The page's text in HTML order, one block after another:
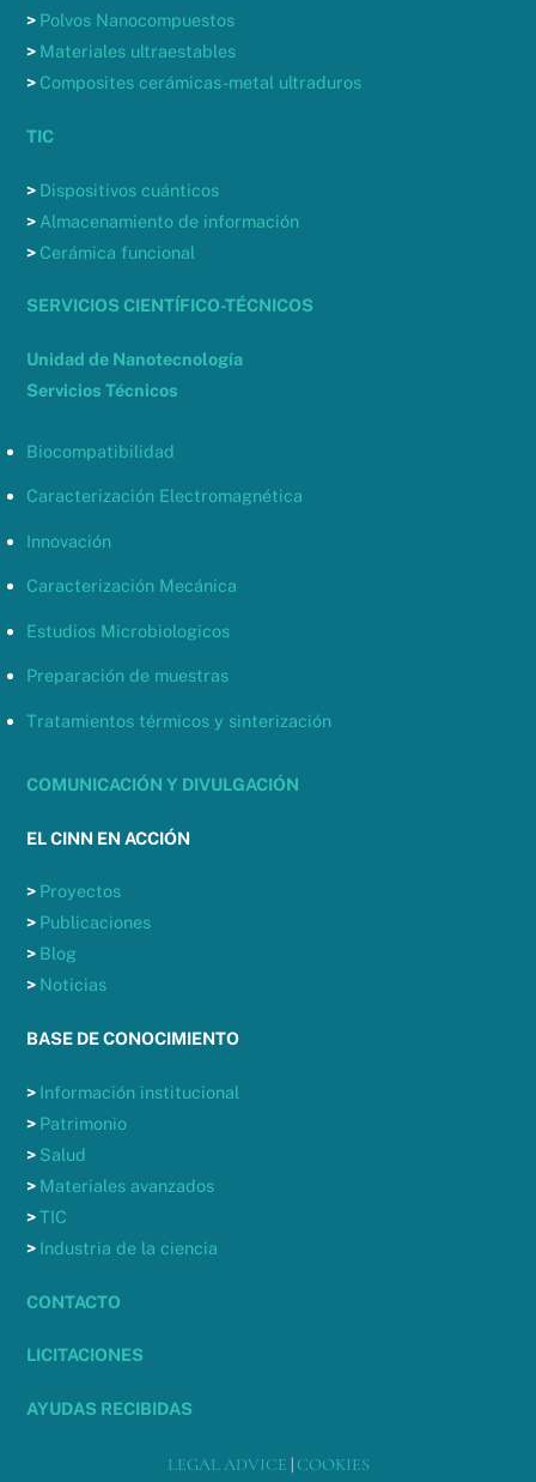
> Polvos Nanocompuestos
> Materiales ultraestables
> Composites cerámicas-metal ultraduros
TIC
> Dispositivos cuánticos
> Almacenamiento de información
> Cerámica funcional
SERVICIOS CIENTÍFICO-TÉCNICOS
Unidad de Nanotecnología
Servicios Técnicos
Biocompatibilidad
Caracterización Electromagnética
Innovación
Caracterización Mecánica
Estudios Microbiologicos
Preparación de muestras
Tratamientos térmicos y sinterización
COMUNICACIÓN Y DIVULGACIÓN
EL CINN EN ACCIÓN
> Proyectos
> Publicaciones
> Blog
> Noticias
BASE DE CONOCIMIENTO
> Información institucional
> Patrimonio
> Salud
> Materiales avanzados
>TIC
> Industria de la ciencia
CONTACTO
LICITACIONES
AYUDAS RECIBIDAS
LEGAL ADVICE | COOKIES